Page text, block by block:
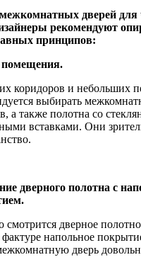
дверей для
рекомендуют
принципов:
помещения.
коридоров и небольших
выбирать
а также полотна со
вставками. Они
дверного полотна с
смотрится дверное
напольное
дверь